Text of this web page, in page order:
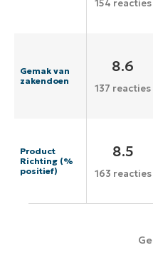
154 reacties
Gemak van
zakendoen
8.6
137 reacties
Product
Richting (%
positief)
8.5
163 reacties